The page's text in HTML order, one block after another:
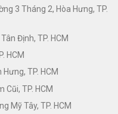
3 Tháng 2, Hòa Hưng, TP.
Định, TP. HCM
HCM
TP. HCM
Cũi, TP. HCM
Mỹ Tây, TP. HCM